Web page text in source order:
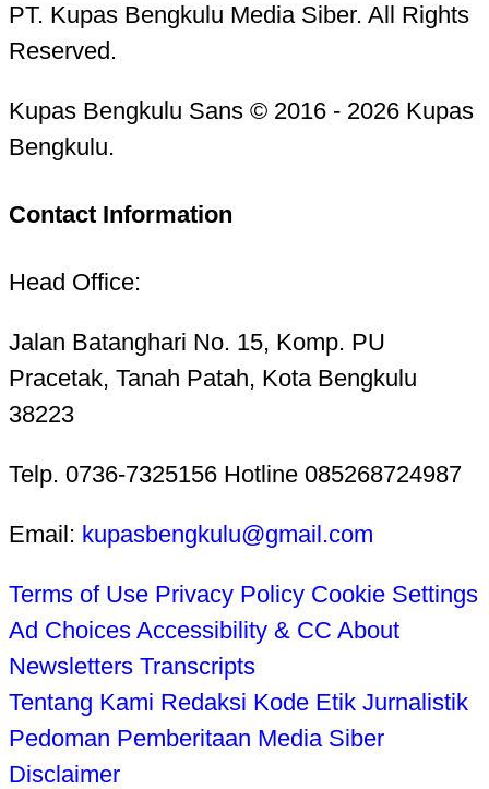
PT. Kupas Bengkulu Media Siber. All Rights
Reserved.
Kupas Bengkulu Sans © 2016 - 2026 Kupas
Bengkulu.
Contact Information
Head Office:
Jalan Batanghari No. 15, Komp. PU
Pracetak, Tanah Patah, Kota Bengkulu
38223
Telp. 0736-7325156 Hotline 085268724987
Email: kupasbengkulu@gmail.com
Terms of Use Privacy Policy Cookie Settings
Ad Choices Accessibility & CC About
Newsletters Transcripts
Tentang Kami Redaksi Kode Etik Jurnalistik
Pedoman Pemberitaan Media Siber
Disclaimer